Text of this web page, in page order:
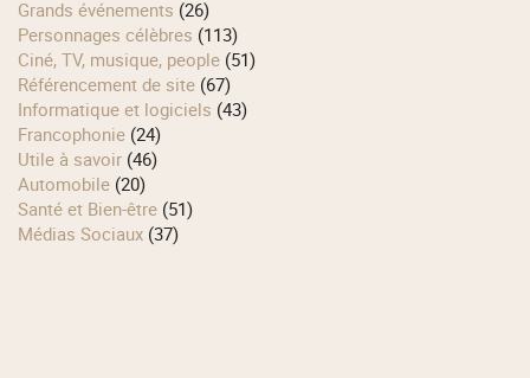
Grands événements (26)
Personnages célèbres (113)
Ciné, TV, musique, people (51)
Référencement de site (67)
Informatique et logiciels (43)
Francophonie (24)
Utile à savoir (46)
Automobile (20)
Santé et Bien-être (51)
Médias Sociaux (37)